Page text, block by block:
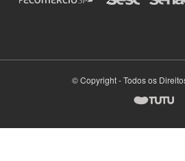
© Copyright - Todos os